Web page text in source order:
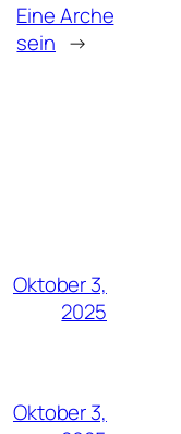
Eine Arche
sein →
Oktober 3,
2025
Oktober 3,